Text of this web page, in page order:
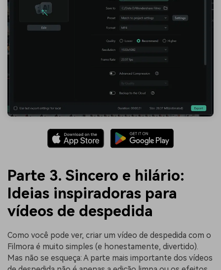
Parte 3. Sincero e hilário:
Ideias inspiradoras para
vídeos de despedida
Como você pode ver, criar um vídeo de despedida com o
Filmora é muito simples (e honestamente, divertido).
Mas não se esqueça: A parte mais importante dos vídeos